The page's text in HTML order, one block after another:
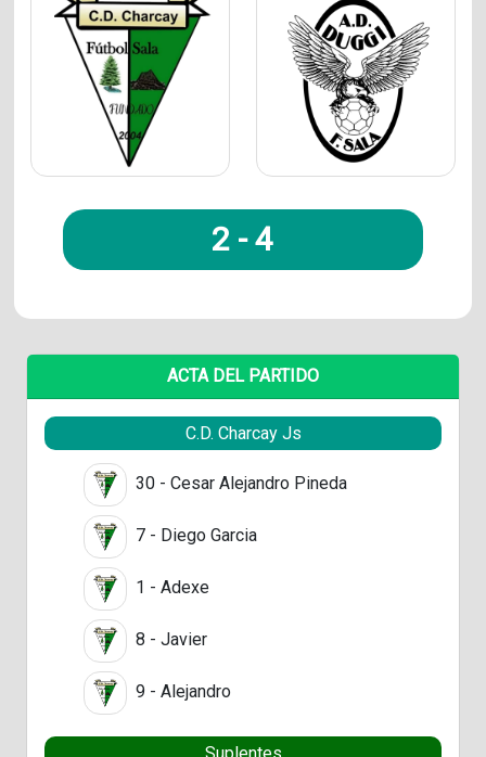
2 -4
ACTA DEL PARTIDO
C.D. Charcay Js
30 - Cesar Alejandro Pineda
7 - Diego Garcia
1 - Adexe
8 - Javier
9 - Alejandro